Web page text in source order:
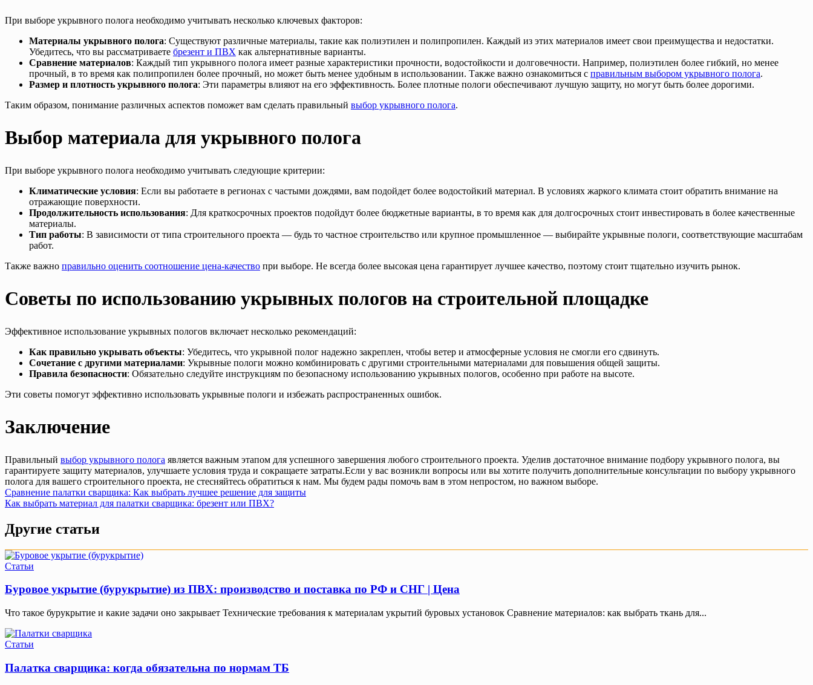
При выборе укрывного полога необходимо учитывать несколько ключевых факторов:
Материалы укрывного полога: Существуют различные материалы, такие как полиэтилен и полипропилен. Каждый из этих материалов имеет свои преимущества и недостатки.
Убедитесь, что вы рассматриваете брезент и ПВХ как альтернативные варианты.
Сравнение материалов: Каждый тип укрывного полога имеет разные характеристики прочности, водостойкости и долговечности. Например, полиэтилен более гибкий, но менее
прочный, в то время как полипропилен более прочный, но может быть менее удобным в использовании. Также важно ознакомиться с правильным выбором укрывного полога.
Размер и плотность укрывного полога: Эти параметры влияют на его эффективность. Более плотные пологи обеспечивают лучшую защиту, но могут быть более дорогими.
Таким образом, понимание различных аспектов поможет вам сделать правильный выбор укрывного полога.
Выбор материала для укрывного полога
При выборе укрывного полога необходимо учитывать следующие критерии:
Климатические условия: Если вы работаете в регионах с частыми дождями, вам подойдет более водостойкий материал. В условиях жаркого климата стоит обратить внимание на
отражающие поверхности.
Продолжительность использования: Для краткосрочных проектов подойдут более бюджетные варианты, в то время как для долгосрочных стоит инвестировать в более качественные
материалы.
Тип работы: В зависимости от типа строительного проекта — будь то частное строительство или крупное промышленное — выбирайте укрывные пологи, соответствующие масштабам
работ.
Также важно правильно оценить соотношение цена-качество при выборе. Не всегда более высокая цена гарантирует лучшее качество, поэтому стоит тщательно изучить рынок.
Советы по использованию укрывных пологов на строительной площадке
Эффективное использование укрывных пологов включает несколько рекомендаций:
Как правильно укрывать объекты: Убедитесь, что укрывной полог надежно закреплен, чтобы ветер и атмосферные условия не смогли его сдвинуть.
Сочетание с другими материалами: Укрывные пологи можно комбинировать с другими строительными материалами для повышения общей защиты.
Правила безопасности: Обязательно следуйте инструкциям по безопасному использованию укрывных пологов, особенно при работе на высоте.
Эти советы помогут эффективно использовать укрывные пологи и избежать распространенных ошибок.
Заключение
Правильный выбор укрывного полога является важным этапом для успешного завершения любого строительного проекта. Уделив достаточное внимание подбору укрывного полога, вы
гарантируете защиту материалов, улучшаете условия труда и сокращаете затраты.Если у вас возникли вопросы или вы хотите получить дополнительные консультации по выбору укрывного
полога для вашего строительного проекта, не стесняйтесь обратиться к нам. Мы будем рады помочь вам в этом непростом, но важном выборе.
Навигация
по
записям
Сравнение палатки сварщика: Как выбрать лучшее решение для защиты
Как выбрать материал для палатки сварщика: брезент или ПВХ?
Другие статьи
Статьи
Буровое укрытие (бурукрытие) из ПВХ: производство и поставка по РФ и СНГ | Цена
Что такое бурукрытие и какие задачи оно закрывает Технические требования к материалам укрытий буровых установок Сравнение материалов: как выбрать ткань для...
Статьи
Палатка сварщика: когда обязательна по нормам ТБ